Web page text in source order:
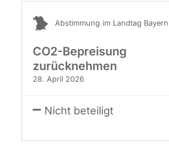
Abstimmung im Landtag Bayern
CO2-Bepreisung
zurücknehmen
28. April 2026
Nicht beteiligt